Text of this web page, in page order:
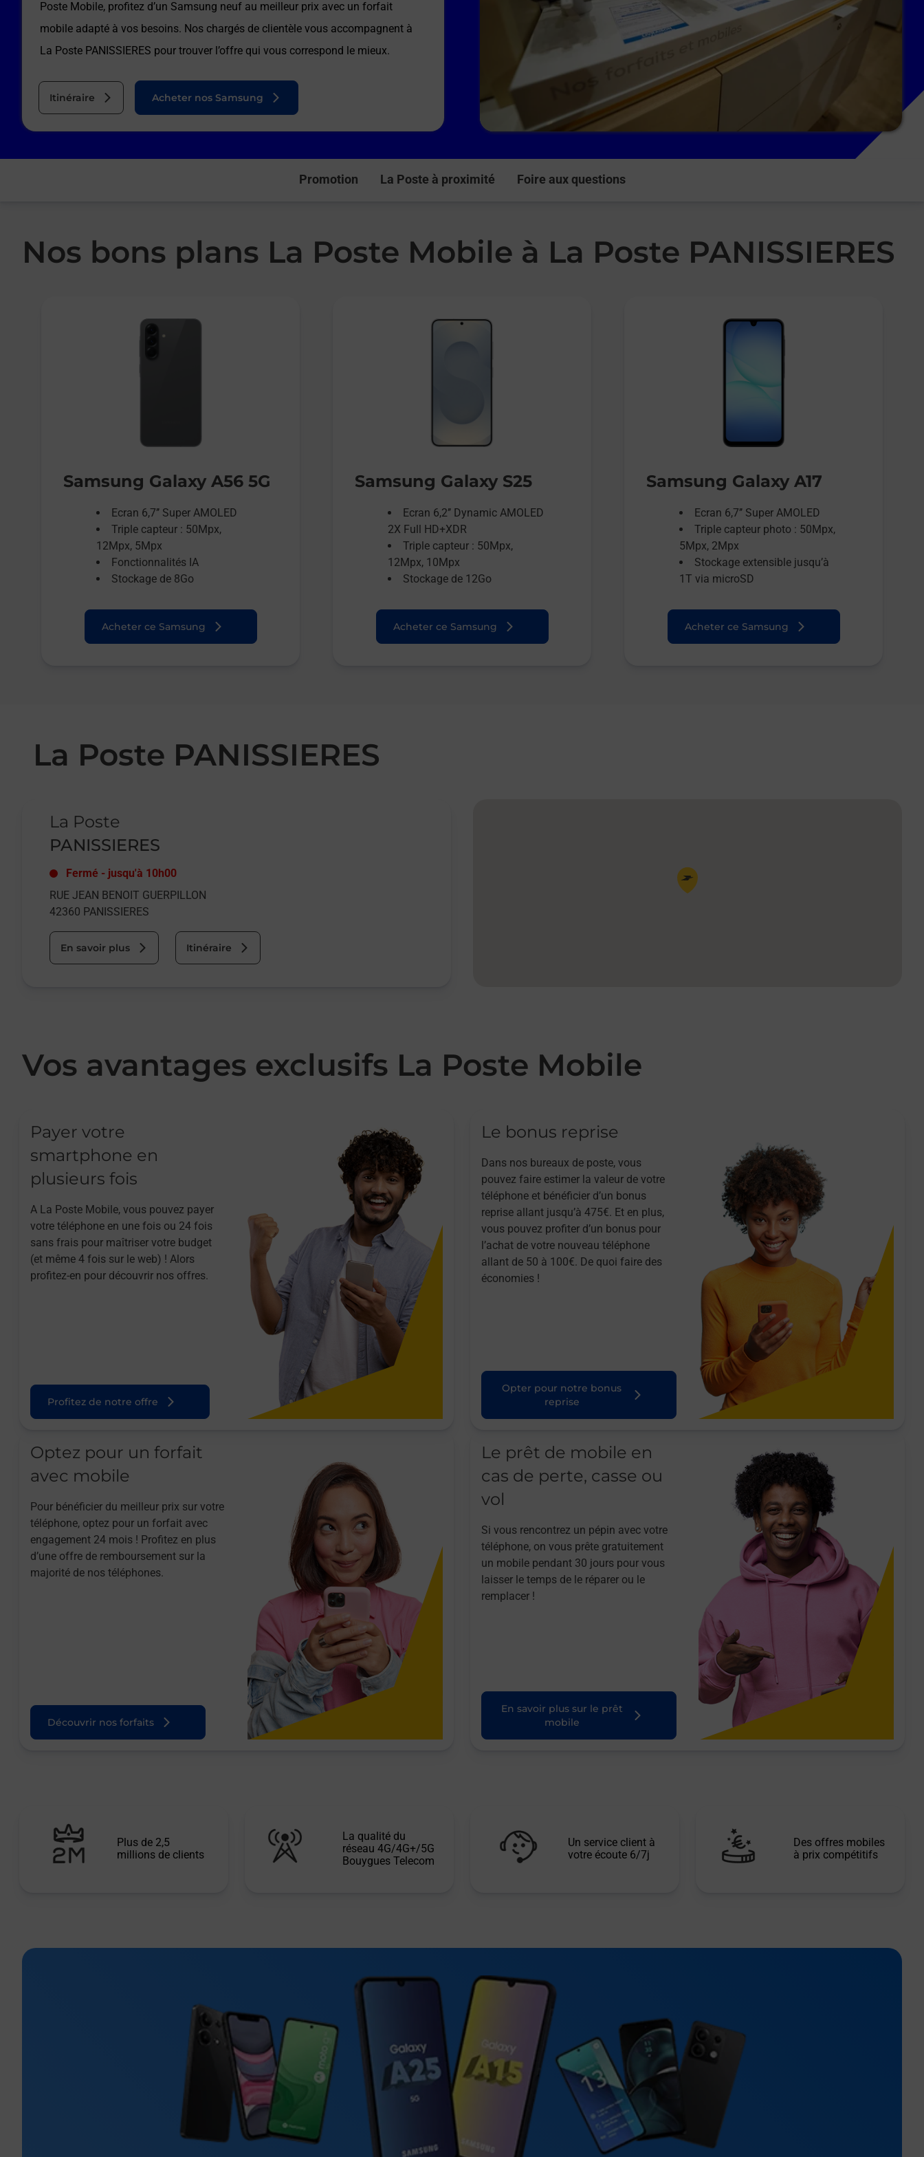
Poste Mobile, profitez d’un Samsung neuf au meilleur prix avec un forfait
mobile adapté à vos besoins. Nos chargés de clientèle vous accompagnent à
La Poste PANISSIERES pour trouver l’offre qui vous correspond le mieux.
Itinéraire Acheter nos Samsung
Promotion La Poste à proximité Foire aux questions
Nos bons plans La Poste Mobile à La Poste PANISSIERES
Samsung Galaxy A56 5G
Ecran 6,7’’ Super AMOLED
Triple capteur : 50Mpx,
12Mpx, 5Mpx
Fonctionnalités IA
Stockage de 8Go
Acheter ce Samsung
Samsung Galaxy S25
Ecran 6,2’’ Dynamic AMOLED
2X Full HD+XDR
Triple capteur : 50Mpx,
12Mpx, 10Mpx
Stockage de 12Go
Acheter ce Samsung
Samsung Galaxy A17
Ecran 6,7’’ Super AMOLED
Triple capteur photo : 50Mpx,
5Mpx, 2Mpx
Stockage extensible jusqu’à
1T via microSD
Acheter ce Samsung
La Poste PANISSIERES
La Poste
PANISSIERES
Fermé - jusqu'à 10h00
RUE JEAN BENOIT GUERPILLON
42360 PANISSIERES
En savoir plus Itinéraire
Pin de la carte
Vos avantages exclusifs La Poste Mobile
Payer votre
smartphone en
plusieurs fois
A La Poste Mobile, vous pouvez payer
votre téléphone en une fois ou 24 fois
sans frais pour maîtriser votre budget
(et même 4 fois sur le web) ! Alors
profitez-en pour découvrir nos offres.
Profitez de notre offre
Le bonus reprise
Dans nos bureaux de poste, vous
pouvez faire estimer la valeur de votre
téléphone et bénéficier d’un bonus
reprise allant jusqu’à 475€. Et en plus,
vous pouvez profiter d’un bonus pour
l’achat de votre nouveau téléphone
allant de 50 à 100€. De quoi faire des
économies !
Opter pour notre bonus
reprise
Optez pour un forfait
avec mobile
Pour bénéficier du meilleur prix sur votre
téléphone, optez pour un forfait avec
engagement 24 mois ! Profitez en plus
d’une offre de remboursement sur la
majorité de nos téléphones.
Découvrir nos forfaits
Le prêt de mobile en
cas de perte, casse ou
vol
Si vous rencontrez un pépin avec votre
téléphone, on vous prête gratuitement
un mobile pendant 30 jours pour vous
laisser le temps de le réparer ou le
remplacer !
En savoir plus sur le prêt
mobile
Plus de 2,5
millions de clients
La qualité du
réseau 4G/4G+/5G
Bouygues Telecom
Un service client à
votre écoute 6/7j
Des offres mobiles
à prix compétitifs